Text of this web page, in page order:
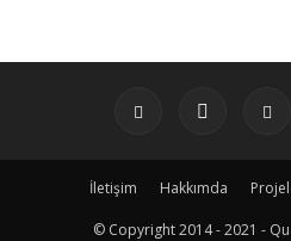
İletişim Hakkımda
© Copyright 2014 - 2021 -